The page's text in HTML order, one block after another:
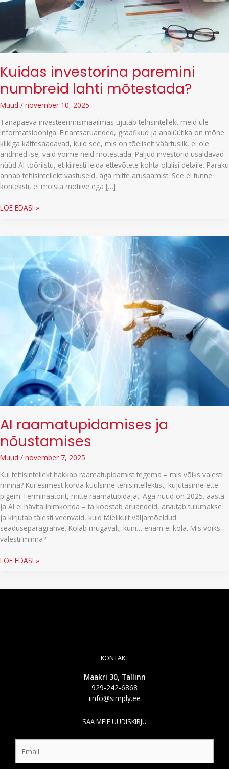
Kuidas investorina paremini
numbreid lahti mõtestada?
Muud / november 10, 2025
Tänapäeva investeerimismaailmas ujutab tehisintellekt meid üle
informatsiooniga. Finantsaruanded, graafikud ja analüütika on mõne
klikiga kättesaadavad, kuid see, mis on tõeliselt väärtuslik, ei ole
andmed ise, vaid võime neid mõtestada. Paljud investorid usaldavad
nüüd AI-tööriistu, et kiiresti leida ettevõtete kohta olulisi detaile. Paraku
annab tehisintellekt vastuseid, aga mitte arusaamist. See ei tunne
konteksti, ei mõista motiive ega […]
Kuidas
numbreid
mõtestada?
LOE EDASI »
AI raamatupidamises ja
nõustamises
Muud / november 7, 2025
Kui tehisintellekt hakkab raamatupidamist tegema – mis võiks valesti
minna? Kui esimest korda kuulsime tehisintellektist, kujutasime ette
pigem Terminaatorit, mitte raamatupidajat. Aga nüüd on 2025. aasta
ja AI ei hävita inimkonda – ta koostab aruandeid, arvutab tulumakse
ja kirjutab täiesti veenvaid, kuid täielikult väljamõeldud
seaduseparagrahve. Kõlab mugavalt, kuni… enam ei kõla. Mis võiks
valesti minna?
AI
nõustamises
LOE EDASI »
KONTAKT
Maakri 30, Tallinn
929-242-6868
iinfo@simply.ee
SAA MEIE UUDISKIRJU